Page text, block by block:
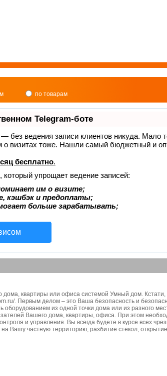
по товарам
Telegram-боте
— без ведения записи клиентов никуда. Мало
о визитах тоже. Нашли самый бюджетный и
бесплатно.
упрощает ведение записей:
им о визите;
кэшбэк и предоплаты;
больше зарабатывать;
квартиры или офиса системой Умный дом. Кстати,
. Первым делом – это Ваша безопасность и
оборудованием из одной точки дома или из разного
Вашего дома, квартиры, офиса. При этом
и управления. Вы всегда будете в курсе всех
на Вашу частную территорию, разбитие стекол,